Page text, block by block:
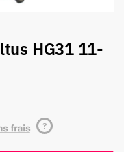
HG31 11-
?